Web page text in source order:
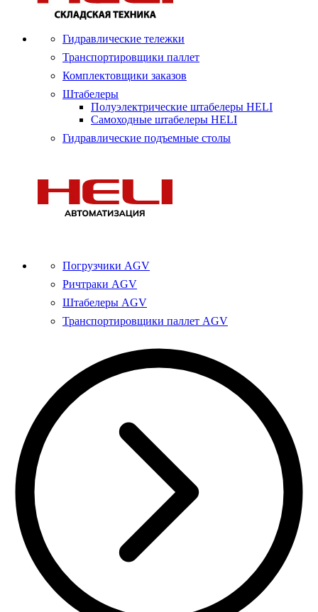
Гидравлические тележки
Транспортировщики паллет
Комплектовщики заказов
Штабелеры
Полуэлектрические штабелеры HELI
Самоходные штабелеры HELI
Гидравлические подъемные столы
Погрузчики AGV
Ричтраки AGV
Штабелеры AGV
Транспортировщики паллет AGV